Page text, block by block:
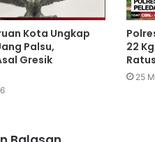
Kota Ungkap
Palsu,
Gresik
22
25